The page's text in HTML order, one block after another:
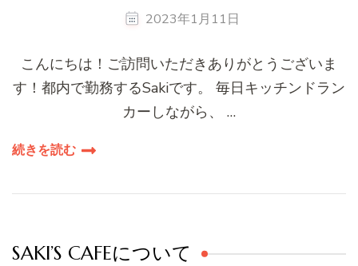
2023年1月11日
こんにちは！ご訪問いただきありがとうございま
す！都内で勤務するSakiです。 毎日キッチンドラン
カーしながら、 …
続きを読む
SAKI’S CAFEについて